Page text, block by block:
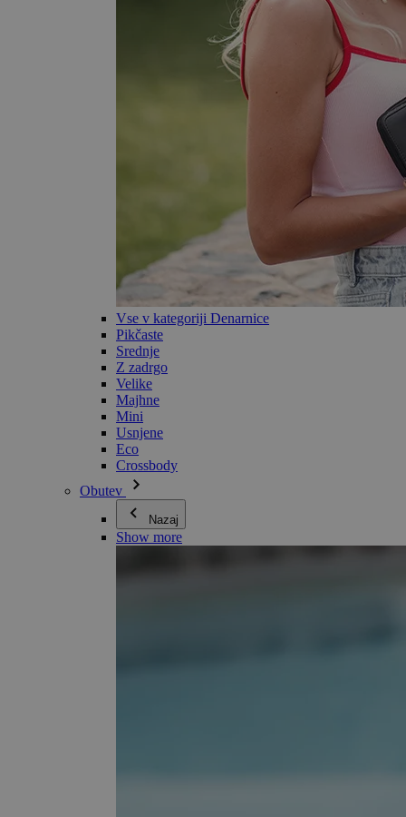
Vse v kategoriji Denarnice
Pikčaste
Srednje
Z zadrgo
Velike
Majhne
Mini
Usnjene
Eco
Crossbody
Obutev
Nazaj
Show more